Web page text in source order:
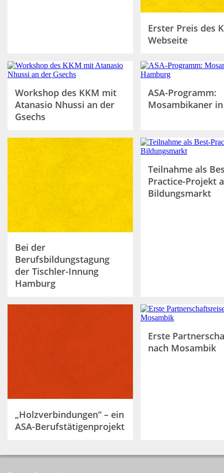
Erster Preis des
Webseite
Workshop des KKM mit
Atanasio Nhussi an der
Gsechs
ASA-Programm:
Mosambikaner
Bei der
Berufsbildungstagung
der Tischler-Innung
Hamburg
Teilnahme als
Practice-Projekt
Bildungsmarkt
„Holzverbindungen“ – ein
ASA-Berufstätigenprojekt
Erste
nach Mosambik